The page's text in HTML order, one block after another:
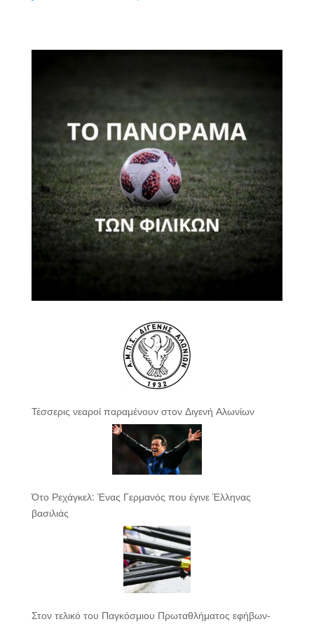
Τέσσερις νεαροί παραμένουν στον Διγενή Αλωνίων
Ότο Ρεχάγκελ: Ένας Γερμανός που έγινε Έλληνας
βασιλιάς
Στον τελικό του Παγκόσμιου Πρωταθλήματος εφήβων-